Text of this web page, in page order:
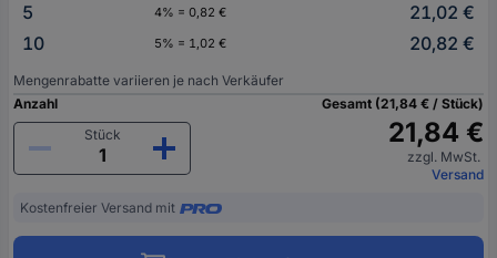
5
4% = 0,82 €
21,02 €
10
5% = 1,02 € 20,82 €
Mengenrabatte variieren je nach Verkäufer
Anzahl
Stück
Gesamt (21,84 € / Stück)
21,84 €
zzgl. MwSt.
Versand
Kostenfreier Versand mit